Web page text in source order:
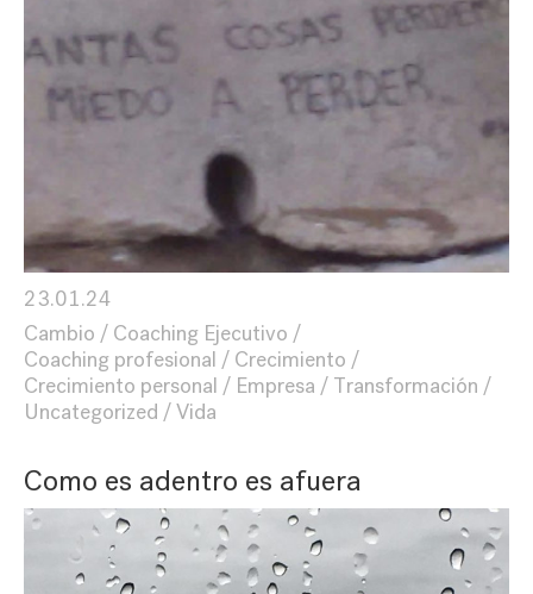
23.01.24
Cambio
Coaching Ejecutivo
Coaching profesional
Crecimiento
Crecimiento personal
Empresa
Transformación
Uncategorized
Vida
Como es adentro es afuera